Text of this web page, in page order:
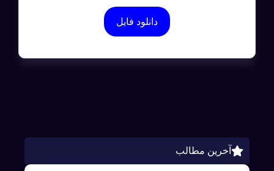
دانلود فایل
آخرین مطالب